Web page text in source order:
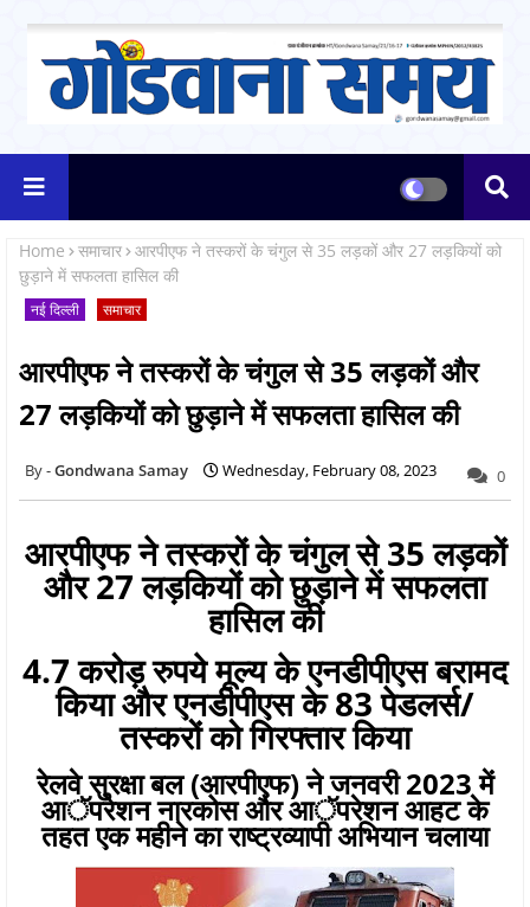
Home समाचार आरपीएफ ने तस्करों के चंगुल से 35 लड़कों और 27 लड़कियों को
छुड़ाने में सफलता हासिल की
नई दिल्ली समाचार
आरपीएफ ने तस्करों के चंगुल से 35 लड़कों और
27 लड़कियों को छुड़ाने में सफलता हासिल की
Gondwana Samay Wednesday, February 08, 2023 0
आरपीएफ ने तस्करों के चंगुल से 35 लड़कों
और 27 लड़कियों को छुड़ाने में सफलता
हासिल की
4.7 करोड़ रुपये मूल्य के एनडीपीएस बरामद
किया और एनडीपीएस के 83 पेडलर्स/
तस्करों को गिरफ्तार किया
रेलवे सुरक्षा बल (आरपीएफ) ने जनवरी 2023 में
आॅपरेशन नारकोस और आॅपरेशन आहट के
तहत एक महीने का राष्ट्रव्यापी अभियान चलाया